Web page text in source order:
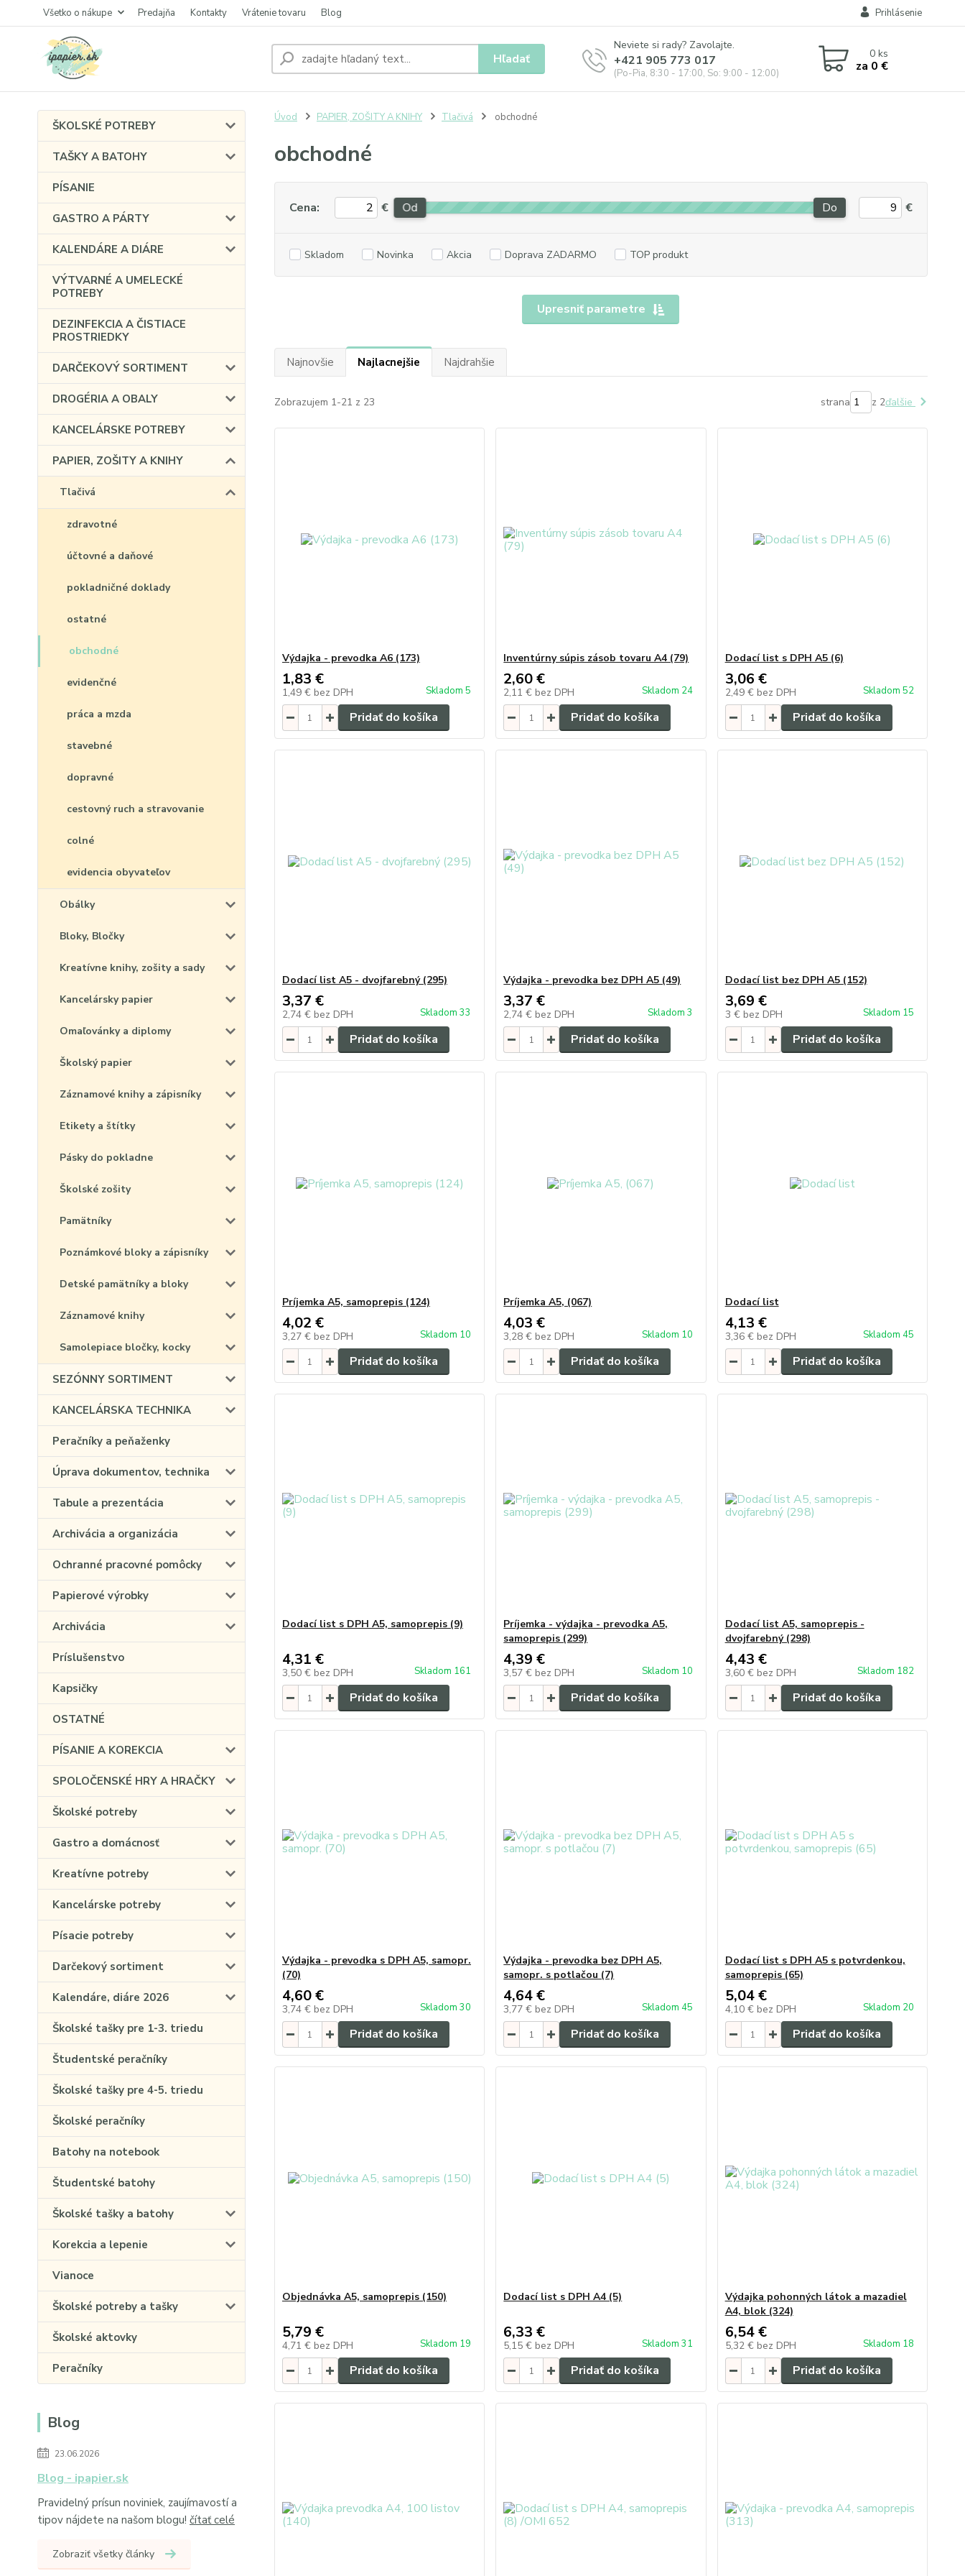
Všetko o nákupe Predajňa Kontakty Vrátenie tovaru Blog Prihlásenie
Hľadať
Neviete si rady? Zavolajte.
+421 905 773 017
(Po-Pia, 8:30 - 17:00, So: 9:00 - 12:00)
0ks
za 0 €
ŠKOLSKÉ POTREBY
TAŠKY A BATOHY
PÍSANIE
GASTRO A PÁRTY
KALENDÁRE A DIÁRE
VÝTVARNÉ A UMELECKÉ
POTREBY
DEZINFEKCIA A ČISTIACE
PROSTRIEDKY
DARČEKOVÝ SORTIMENT
DROGÉRIA A OBALY
KANCELÁRSKE POTREBY
PAPIER, ZOŠITY A KNIHY
Tlačivá
zdravotné
účtovné a daňové
pokladničné doklady
ostatné
obchodné
evidenčné
práca a mzda
stavebné
dopravné
cestovný ruch a stravovanie
colné
evidencia obyvateľov
Obálky
Bloky, Bločky
Kreatívne knihy, zošity a sady
Kancelársky papier
Omaľovánky a diplomy
Školský papier
Záznamové knihy a zápisníky
Etikety a štítky
Pásky do pokladne
Školské zošity
Pamätníky
Poznámkové bloky a zápisníky
Detské pamätníky a bloky
Záznamové knihy
Samolepiace bločky, kocky
SEZÓNNY SORTIMENT
KANCELÁRSKA TECHNIKA
Peračníky a peňaženky
Úprava dokumentov, technika
Tabule a prezentácia
Archivácia a organizácia
Ochranné pracovné pomôcky
Papierové výrobky
Archivácia
Príslušenstvo
Kapsičky
OSTATNÉ
PÍSANIE A KOREKCIA
SPOLOČENSKÉ HRY A HRAČKY
Školské potreby
Gastro a domácnosť
Kreatívne potreby
Kancelárske potreby
Písacie potreby
Darčekový sortiment
Kalendáre, diáre 2026
Školské tašky pre 1-3. triedu
Študentské peračníky
Školské tašky pre 4-5. triedu
Školské peračníky
Batohy na notebook
Študentské batohy
Školské tašky a batohy
Korekcia a lepenie
Vianoce
Školské potreby a tašky
Školské aktovky
Peračníky
Blog
23.06.2026
Blog - ipapier.sk
Pravidelný prísun noviniek, zaujímavostí a
tipov nájdete na našom blogu! čítať celé
Zobraziť všetky články
Úvod PAPIER, ZOŠITY A KNIHY Tlačivá obchodné
obchodné
Upresniť parametre
Cena: € Od Do €
Skladom Novinka Akcia Doprava ZADARMO TOP produkt
Najnovšie Najlacnejšie Najdrahšie
Zobrazujem 1-21 z 23 strana z 2ďalšie
Výdajka - prevodka A6 (173)
1,83 €
1,49 € bez DPH Skladom 5
Pridať do košíka
Inventúrny súpis zásob tovaru A4 (79)
2,60 €
2,11 € bez DPH Skladom 24
Pridať do košíka
Dodací list s DPH A5 (6)
3,06 €
2,49 € bez DPH Skladom 52
Pridať do košíka
Dodací list A5 - dvojfarebný (295)
3,37 €
2,74 € bez DPH Skladom 33
Pridať do košíka
Výdajka - prevodka bez DPH A5 (49)
3,37 €
2,74 € bez DPH Skladom 3
Pridať do košíka
Dodací list bez DPH A5 (152)
3,69 €
3 € bez DPH Skladom 15
Pridať do košíka
Príjemka A5, samoprepis (124)
4,02 €
3,27 € bez DPH Skladom 10
Pridať do košíka
Príjemka A5, (067)
4,03 €
3,28 € bez DPH Skladom 10
Pridať do košíka
Dodací list
4,13 €
3,36 € bez DPH Skladom 45
Pridať do košíka
Dodací list s DPH A5, samoprepis (9)
4,31 €
3,50 € bez DPH Skladom 161
Pridať do košíka
Príjemka - výdajka - prevodka A5,
samoprepis (299)
4,39 €
3,57 € bez DPH Skladom 10
Pridať do košíka
Dodací list A5, samoprepis -
dvojfarebný (298)
4,43 €
3,60 € bez DPH Skladom 182
Pridať do košíka
Výdajka - prevodka s DPH A5, samopr.
(70)
4,60 €
3,74 € bez DPH Skladom 30
Pridať do košíka
Výdajka - prevodka bez DPH A5,
samopr. s potlačou (7)
4,64 €
3,77 € bez DPH Skladom 45
Pridať do košíka
Dodací list s DPH A5 s potvrdenkou,
samoprepis (65)
5,04 €
4,10 € bez DPH Skladom 20
Pridať do košíka
Objednávka A5, samoprepis (150)
5,79 €
4,71 € bez DPH Skladom 19
Pridať do košíka
Dodací list s DPH A4 (5)
6,33 €
5,15 € bez DPH Skladom 31
Pridať do košíka
Výdajka pohonných látok a mazadiel
A4, blok (324)
6,54 €
5,32 € bez DPH Skladom 18
Pridať do košíka